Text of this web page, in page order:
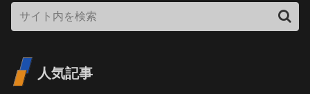
人気記事